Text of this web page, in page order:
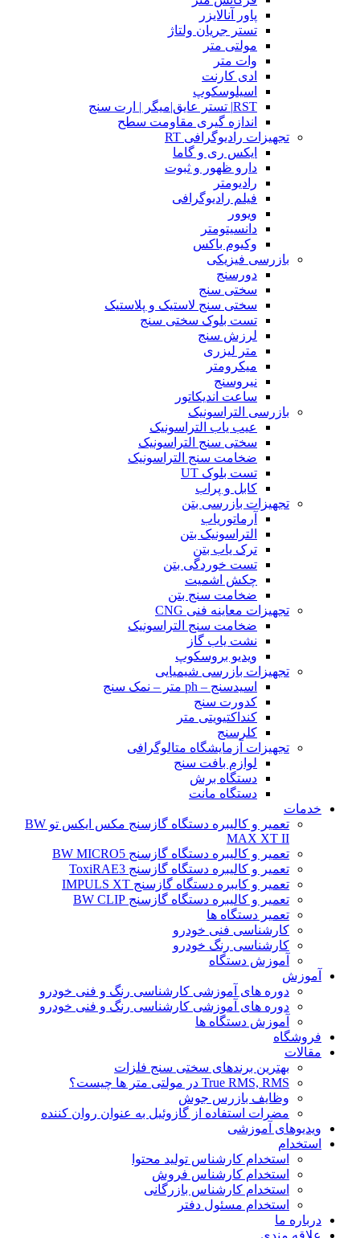
پاور آنالایزر
تستر جریان ولتاژ
مولتی متر
وات متر
ادی کارنت
اسیلوسکوپ
RST| تستر عایق|میگر | ارت سنج
اندازه گیری مقاومت سطح
تجهیزات رادیوگرافی RT
ایکس ری و گاما
دارو ظهور و ثبوت
رادیومتر
فیلم رادیوگرافی
ویوور
دانسیتومتر
وکیوم باکس
بازرسی فیزیکی
دورسنج
سختی سنج
سختی سنج لاستیک و پلاستیک
تست بلوک سختی سنج
لرزش سنج
متر لیزری
میکرومتر
نیروسنج
ساعت اندیکاتور
بازرسی التراسونیک
عیب یاب التراسونیک
سختی سنج التراسونیک
ضخامت سنج التراسونیک
تست بلوک UT
کابل و پراب
تجهیزات بازرسی بتن
آرماتوریاب
التراسونیک بتن
ترک یاب بتن
تست خوردگی بتن
چکش اشمیت
ضخامت سنج بتن
تجهیزات معاینه فنی CNG
ضخامت سنج التراسونیک
نشت یاب گاز
ویدیو بروسکوپ
تجهیزات بازرسی شیمیایی
اسیدسنج – ph متر – نمک سنج
کدورت سنج
کنداکتیویتی متر
کلرسنج
تجهیزات آزمایشگاه متالوگرافی
لوازم بافت سنج
دستگاه برش
دستگاه مانت
خدمات
تعمیر و کالیبره دستگاه گازسنج مکس ایکس تو BW
MAX XT II
تعمیر و کالیبره دستگاه گازسنج BW MICRO5
تعمیر و کالیبره دستگاه گازسنج ToxiRAE3
تعمیر و کایبره دستگاه گازسنج IMPULS XT
تعمیر و کالیبره دستگاه گازسنج BW CLIP
تعمیر دستگاه ها
کارشناسی فنی خودرو
کارشناسی رنگ خودرو
آموزش دستگاه
آموزش
دوره های آموزشی کارشناسی رنگ و فنی خودرو
دوره های آموزشی کارشناسی رنگ و فنی خودرو
آموزش دستگاه ها
فروشگاه
مقالات
بهترین برندهای سختی سنج فلزات
True RMS, RMS در مولتی متر ها چیست؟
وظایف بازرس جوش
مضرات استفاده از گازوئیل به عنوان روان کننده
ویدیوهای آموزشی
استخدام
استخدام کارشناس تولید محتوا
استخدام کارشناس فروش
استخدام کارشناس بازرگانی
استخدام مسئول دفتر
درباره ما
علاقه مندی